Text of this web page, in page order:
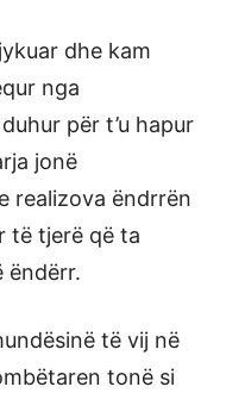
dhe kam
nga
për t’u hapur
jonë
realizova ëndrrën
të tjerë që ta
ëndërr.
të vij në
tonë si